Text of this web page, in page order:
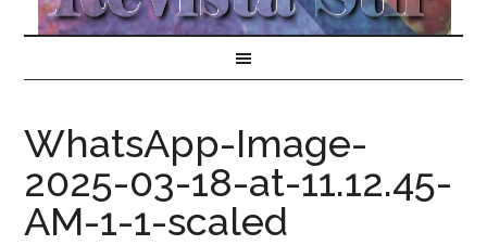
WhatsApp-Image-
2025-03-18-at-11.12.45-
AM-1-1-scaled